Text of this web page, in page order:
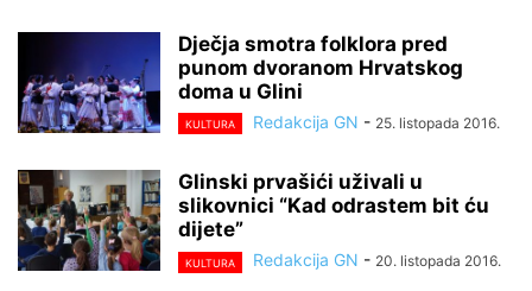
Dječja smotra folklora pred
punom dvoranom Hrvatskog
doma u Glini
KULTURA Redakcija GN - 25. listopada 2016.
Glinski prvašići uživali u
slikovnici “Kad odrastem bit ću
dijete”
KULTURA Redakcija GN - 20. listopada 2016.